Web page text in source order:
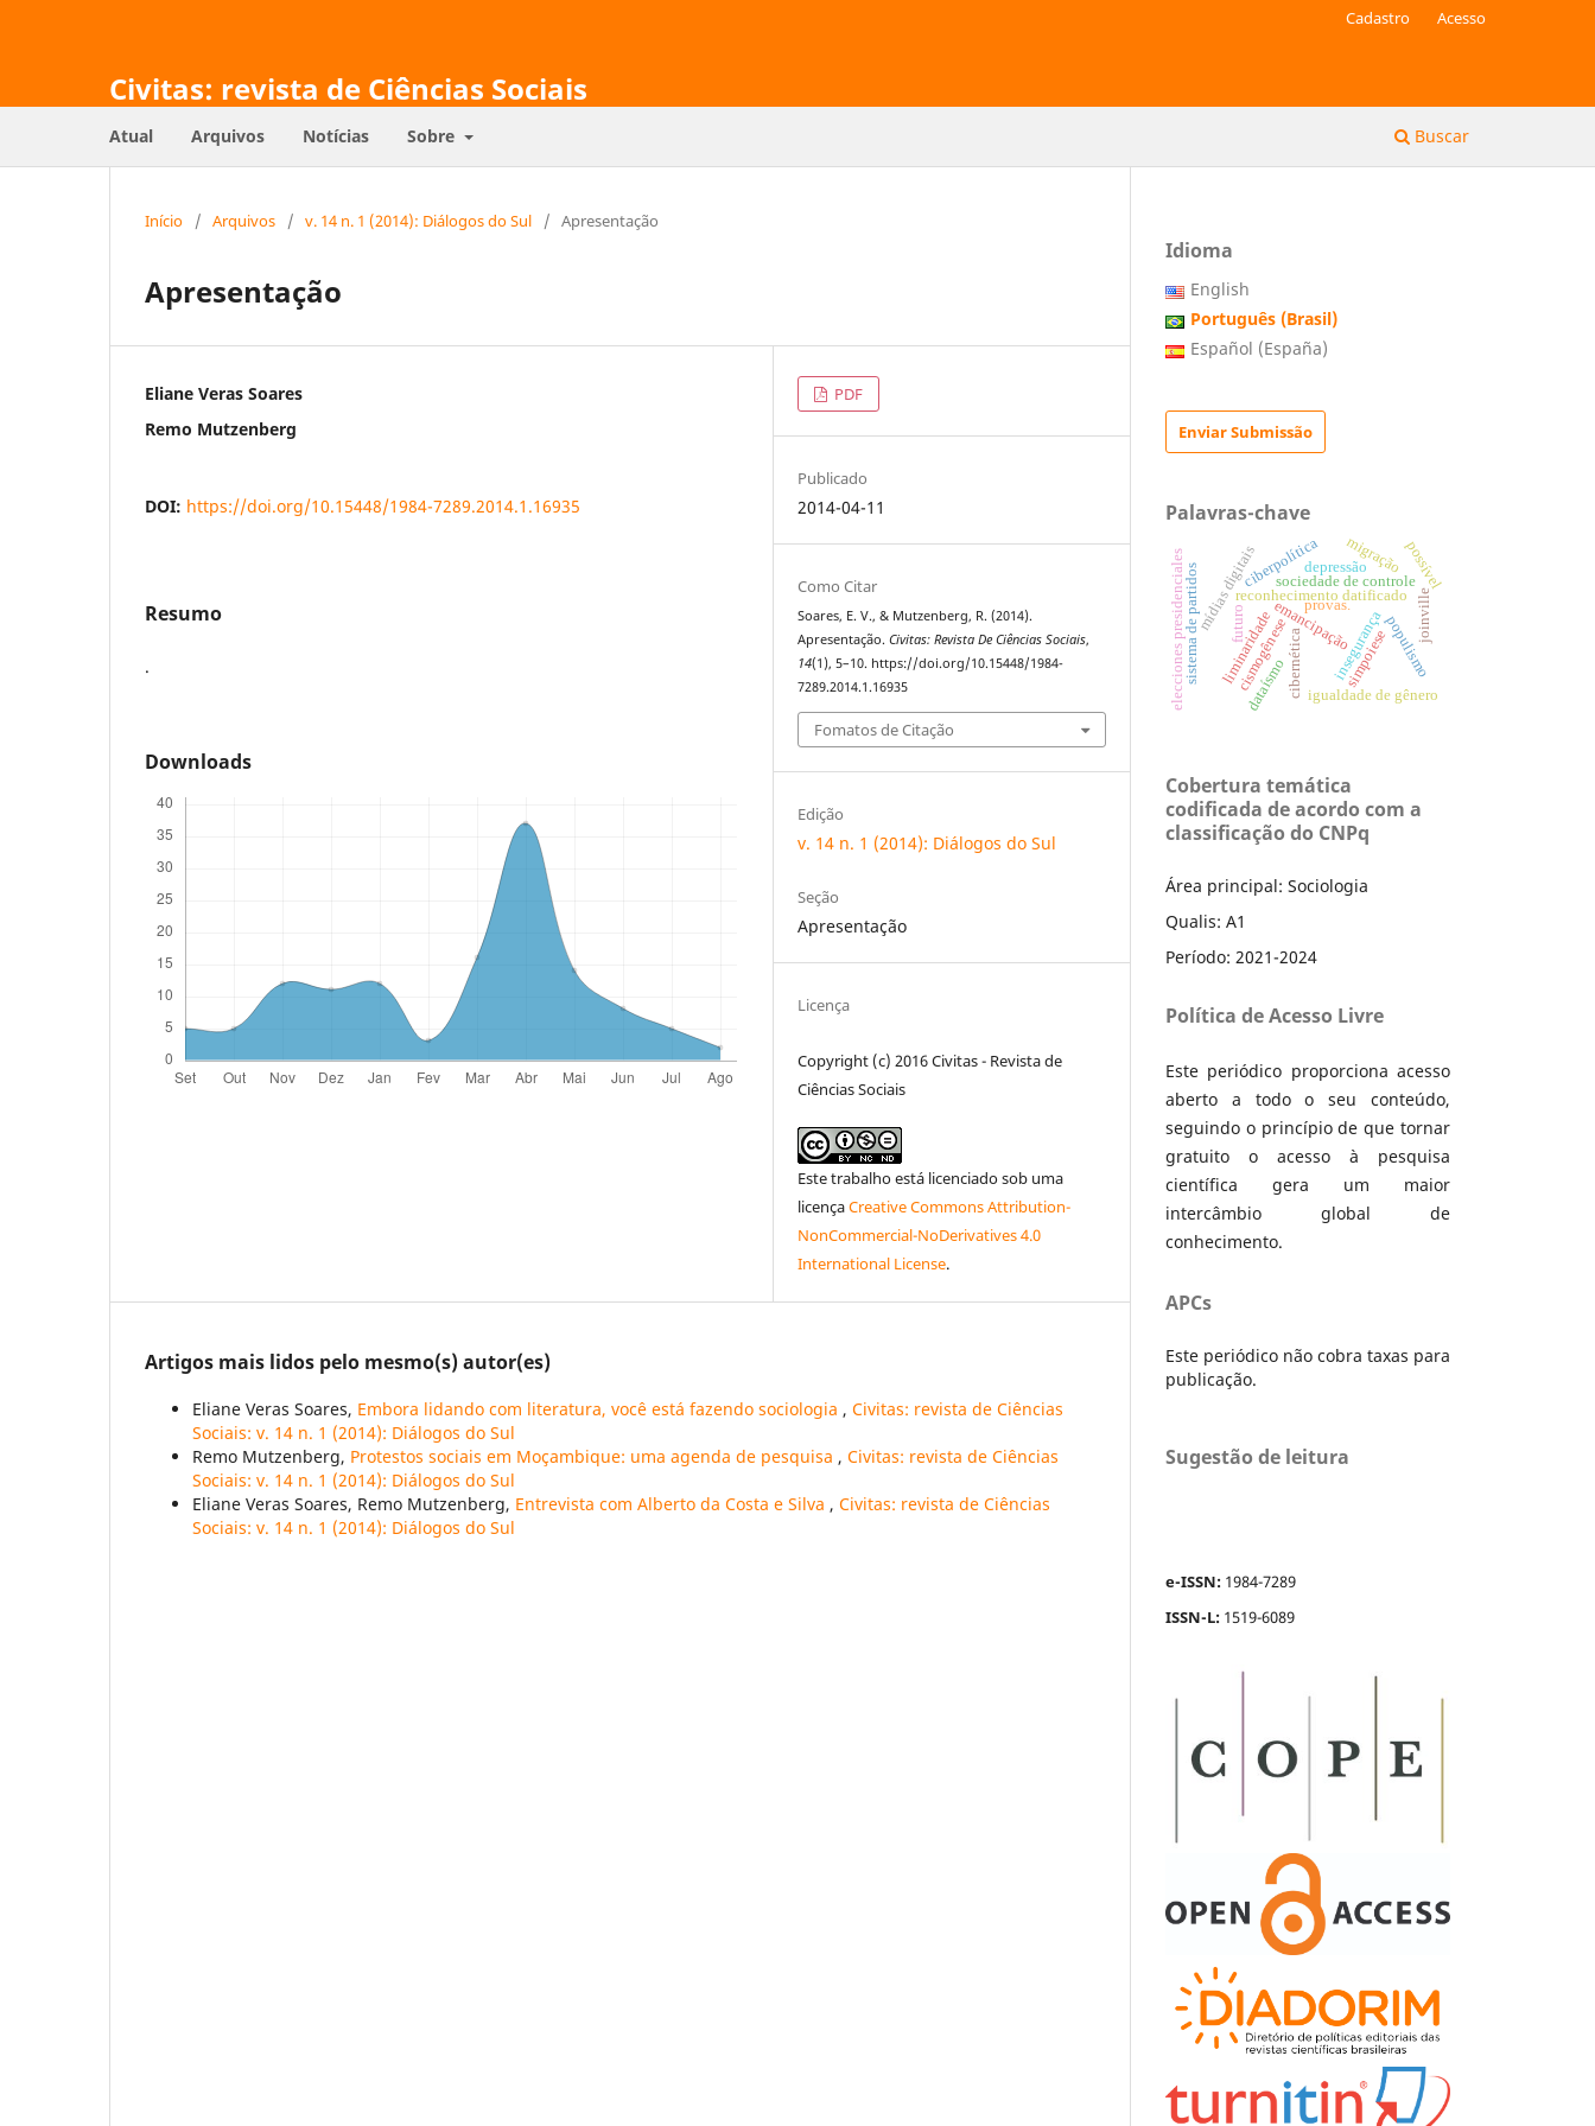
Civitas: revista de Ciências Sociais
Atual Arquivos Notícias Sobre Buscar
Cadastro Acesso
Início / Arquivos / v. 14 n. 1 (2014): Diálogos do Sul / Apresentação
Apresentação
Eliane Veras Soares
Remo Mutzenberg
DOI: https://doi.org/10.15448/1984-7289.2014.1.16935
Resumo
.
Downloads
PDF
Publicado
2014-04-11
Como Citar
Soares, E. V., & Mutzenberg, R. (2014).
Apresentação.Civitas: Revista De Ciências Sociais,
14(1), 5–10. https://doi.org/10.15448/1984-
7289.2014.1.16935
Fomatos de Citação
Edição
v. 14 n. 1 (2014): Diálogos do Sul
Seção
Apresentação
Licença
Copyright (c) 2016 Civitas - Revista de
Ciências Sociais
Este trabalho está licenciado sob uma
licençaCreative Commons Attribution-
NonCommercial-NoDerivatives 4.0
International License.
Artigos mais lidos pelo mesmo(s) autor(es)
Eliane Veras Soares, Embora lidando com literatura, você está fazendo sociologia , Civitas: revista de Ciências
Sociais: v. 14 n. 1 (2014): Diálogos do Sul
Remo Mutzenberg, Protestos sociais em Moçambique: uma agenda de pesquisa , Civitas: revista de Ciências
Sociais: v. 14 n. 1 (2014): Diálogos do Sul
Eliane Veras Soares, Remo Mutzenberg, Entrevista com Alberto da Costa e Silva , Civitas: revista de Ciências
Sociais: v. 14 n. 1 (2014): Diálogos do Sul
Idioma
English
Português (Brasil)
Español (España)
Enviar Submissão
Palavras-chave
insegurança
emancipação
reconhecimento datificado
cismogênese
liminaridade
mídias digitais
cibernética
ciberpolítica
populismo
igualdade de gênero
sistema de partidos
elecciones presidenciales futuro
sociedade de controlepossível
dataísmo
migração
joinville
simpoiese
depressão
provas.
Cobertura temática
codificada de acordo com a
classificação do CNPq
Área principal: Sociologia
Qualis: A1
Período: 2021-2024
Política de Acesso Livre
Este periódico proporciona acesso
aberto a todo o seu conteúdo,
seguindo o princípio de que tornar
gratuito o acesso à pesquisa
científica gera um maior
intercâmbio global de
conhecimento.
APCs
Este periódico não cobra taxas para
publicação.
Sugestão de leitura
e-ISSN: 1984-7289
ISSN-L: 1519-6089